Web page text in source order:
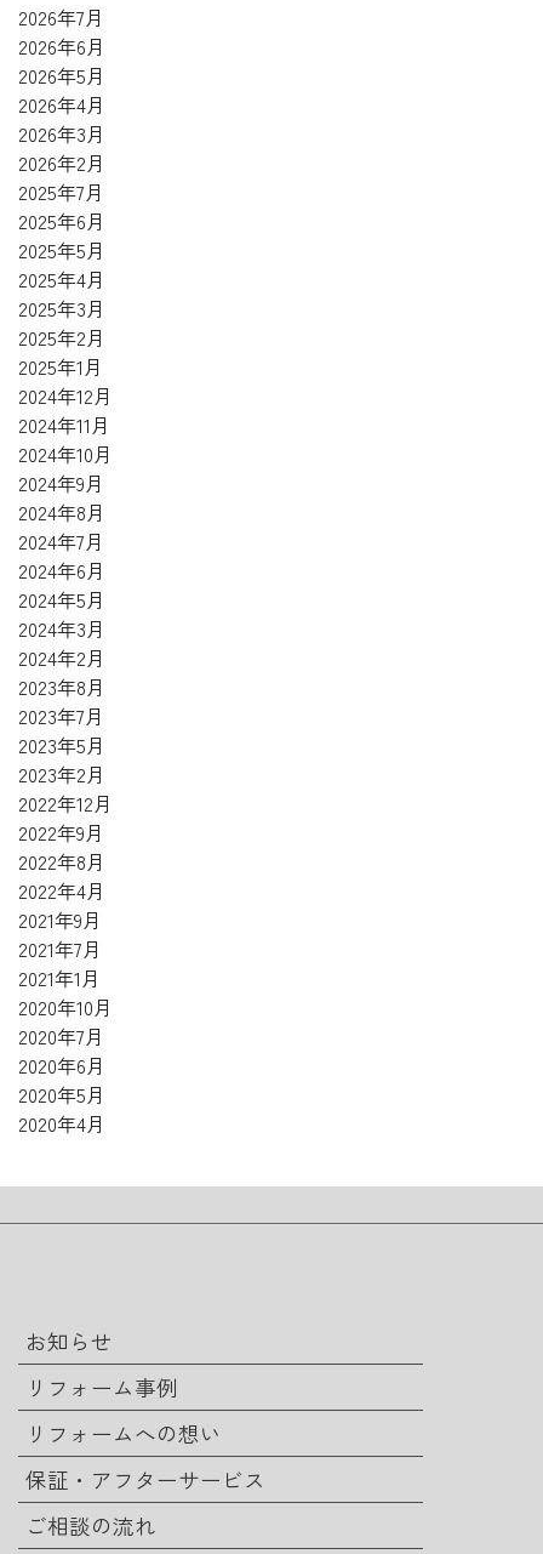
2026年7月
2026年6月
2026年5月
2026年4月
2026年3月
2026年2月
2025年7月
2025年6月
2025年5月
2025年4月
2025年3月
2025年2月
2025年1月
2024年12月
2024年11月
2024年10月
2024年9月
2024年8月
2024年7月
2024年6月
2024年5月
2024年3月
2024年2月
2023年8月
2023年7月
2023年5月
2023年2月
2022年12月
2022年9月
2022年8月
2022年4月
2021年9月
2021年7月
2021年1月
2020年10月
2020年7月
2020年6月
2020年5月
2020年4月
お知らせ
リフォーム事例
リフォームへの想い
保証・アフターサービス
ご相談の流れ